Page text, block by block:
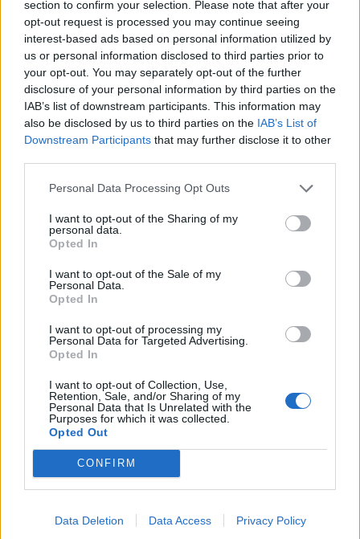
section to confirm your selection. Please note that after your
opt-out request is processed you may continue seeing
interest-based ads based on personal information utilized by
us or personal information disclosed to third parties prior to
your opt-out. You may separately opt-out of the further
disclosure of your personal information by third parties on the
IAB’s list of downstream participants. This information may
also be disclosed by us to third parties on the IAB’s List of
Downstream Participants that may further disclose it to other
Personal Data Processing Opt Outs
I want to opt-out of the Sharing of my
personal data.
Opted In
I want to opt-out of the Sale of my
Personal Data.
Opted In
I want to opt-out of processing my
Personal Data for Targeted Advertising.
Opted In
I want to opt-out of Collection, Use,
Retention, Sale, and/or Sharing of my
Personal Data that Is Unrelated with the
Purposes for which it was collected.
Opted Out
CONFIRM
Data Deletion Data Access Privacy Policy
TAGS: ΠΑΤΡΑ
ΕΝΔΟΟΙΚΟΓΕΝΕΙΑΚΗ ΒΙΑ
ΑΣΤΥΝΟΜΙΚΟΙ